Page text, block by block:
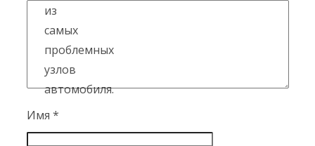
Имя *